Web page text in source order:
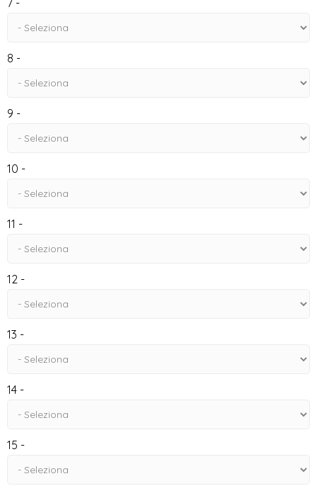
8 -
9 -
10 -
11 -
12 -
13 -
14 -
15 -